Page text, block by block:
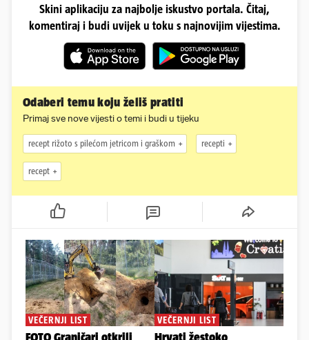
Skini aplikaciju za najbolje iskustvo portala. Čitaj,
komentiraj i budi uvijek u toku s najnovijim vijestima.
Odaberi temu koju želiš pratiti
Primaj sve nove vijesti o temi i budi u tijeku
recept rižoto s pilećom jetricom i graškom recepti
recept